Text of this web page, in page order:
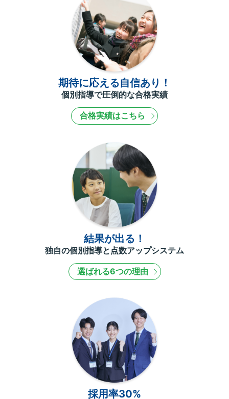
期待に応える自信あり！
個別指導で圧倒的な合格実績
合格実績はこちら
結果が出る！
独自の個別指導と点数アップシステム
選ばれる6つの理由
採用率30%